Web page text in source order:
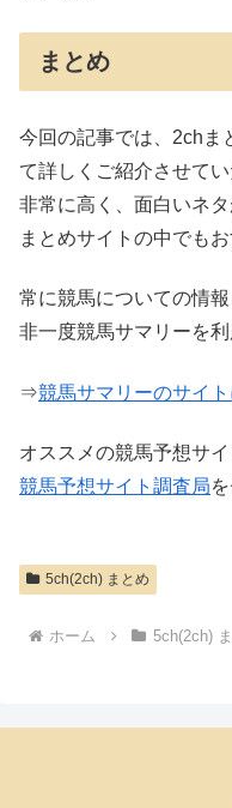
まとめ
今回の記事では、2chま
て詳しくご紹介させて
非常に高く、面白いネ
まとめサイトの中でも
常に競馬についての情
非一度競馬サマリーを
⇒競馬サマリーのサイト
オススメの競馬予想サ
競馬予想サイト調査局
5ch(2ch) まとめ
ホーム 5ch(2ch)